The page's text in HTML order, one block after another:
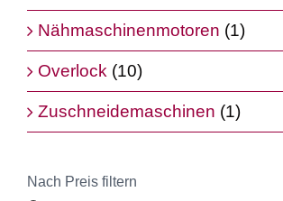
Nähmaschinenmotoren (1)
Overlock (10)
Zuschneidemaschinen (1)
Nach Preis filtern